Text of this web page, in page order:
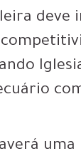
deve